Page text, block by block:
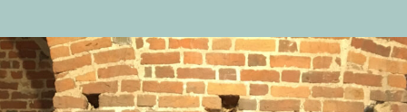
St.adtlabors